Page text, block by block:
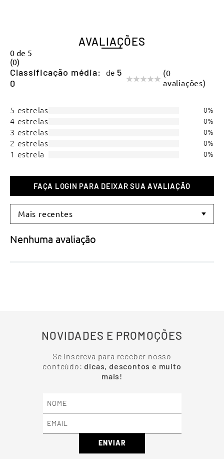
AVALIAÇÕES
0 de 5
(0)
Classificação média:
0
(0
avaliações)
5 estrelas 0%
4 estrelas 0%
3 estrelas 0%
2 estrelas 0%
1 estrela 0%
Mais recentes
Nenhuma avaliação
NOVIDADES E PROMOÇÕES
Se inscreva para receber nosso
conteúdo: dicas, descontos e muito
mais!
ENVIAR